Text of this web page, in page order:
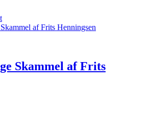
Skammel af Frits